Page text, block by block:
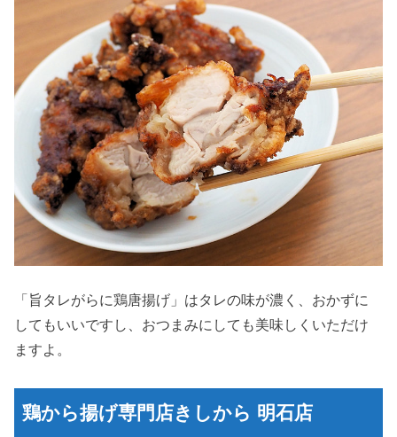
「旨タレがらに鶏唐揚げ」はタレの味が濃く、おかずに
してもいいですし、おつまみにしても美味しくいただけ
ますよ。
鶏から揚げ専門店きしから 明石店